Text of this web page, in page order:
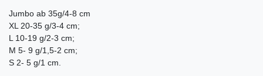
Jumbo ab 35g/4-8 cm
XL 20-35 g/3-4 cm;
L 10-19 g/2-3 cm;
M 5- 9 g/1,5-2 cm;
S 2- 5 g/1 cm.